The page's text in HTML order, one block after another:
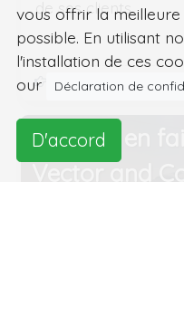
de ses clients.
En savoir plus...
Anki est en
vous offrir la
possible. En utilisant
l'installation de ces
our
Déclaration de
D'accord